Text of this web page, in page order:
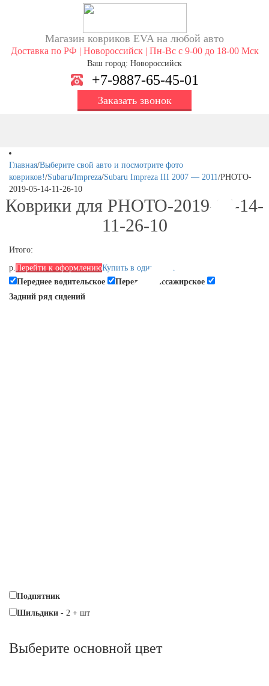
Магазин ковриков EVA ​на любой авто
Доставка по РФ | Новороссийск | Пн-Вс с 9-00 до 18-00 Мск
Ваш город: Новороссийск
+7-9887-65-45-01
Заказать звонок
Главная/Выберите свой авто и посмотрите фото
ковриков!/Subaru/Impreza/Subaru Impreza III 2007 — 2011/PHOTO-
2019-05-14-11-26-10
Коврики для PHOTO-2019-05-14-
11-26-10
Итого:
р.Перейти к оформлениюКупить в один клик
Переднее водительское
Переднее пассажирское
Задний ряд сидений
Подпятник
Шильдики - 2 + шт
Выберите oсновной цвет